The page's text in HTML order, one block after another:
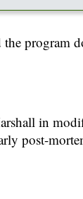
the program
in
post-